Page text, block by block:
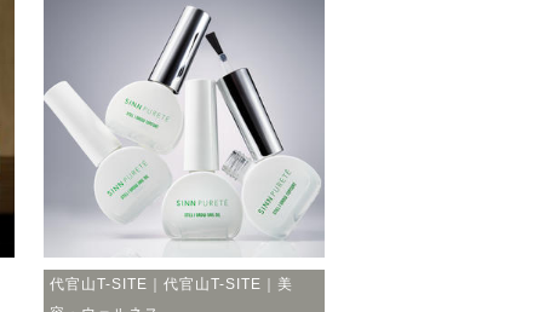
代官山T-SITE｜代官山T-SITE｜美